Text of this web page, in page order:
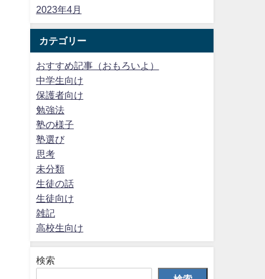
2023年4月
カテゴリー
おすすめ記事（おもろいよ）
中学生向け
保護者向け
勉強法
塾の様子
塾選び
思考
未分類
生徒の話
生徒向け
雑記
高校生向け
検索